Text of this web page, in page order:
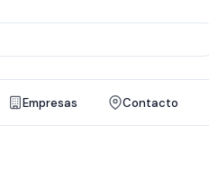
Empresas Contacto